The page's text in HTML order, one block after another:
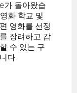
가 돌아왔습
화 학교 및
영화를 선정
장려하고 감
수 있는 구
다.